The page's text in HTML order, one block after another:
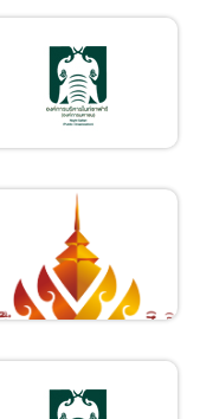
จง
ะกาศผู้ชนะการเสนอราคา
งเหมาบำรุงรักษาระบบ
บัดน้ำเสียฮิปโปโปเตมัส
วิธีเฉพาะเจาะจง
ะกาศผู้ชนะการเสนอราคา
งดำเนินงานโฆษณา
ะชาสัมพันธ์ Boot Post
บของ Facebook IG
TikTok ของหน่วยงาน
วิธีเฉพาะเจาะจง
ะกาศผู้ชนะการจัดซื้อจัด